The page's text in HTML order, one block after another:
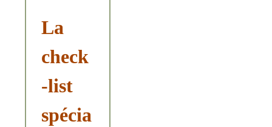
La
check
-list
spécia